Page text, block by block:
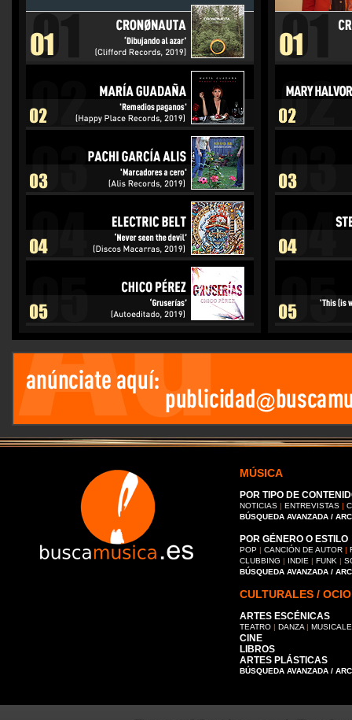
MÚSICA
POR TIPO DE
NOTICIAS | ENTREVISTAS |
BÚSQUEDA AVANZADA /
POR GÉNERO O ESTILO
POP | CANCIÓN DE AUTOR |
CLUBBING | INDIE | FUNK |
BÚSQUEDA AVANZADA /
CULTURALES / OCIO
ARTES ESCÉNICAS
TEATRO | DANZA |
CINE
LIBROS
ARTES PLÁSTICAS
BÚSQUEDA AVANZADA /